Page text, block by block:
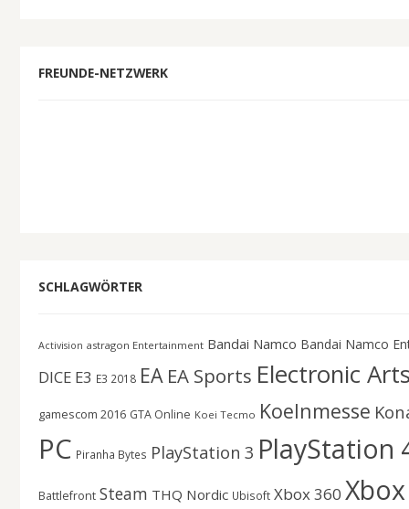
FREUNDE-NETZWERK
SCHLAGWÖRTER
Activision astragon Entertainment Bandai Namco Bandai Namco
DICE E3 E3 2018 EA EA Sports Electronic
gamescom 2016 GTA Online Koei Tecmo Koelnmesse
PC Piranha Bytes PlayStation 3 PlayStation
Battlefront Steam THQ Nordic Ubisoft Xbox 360